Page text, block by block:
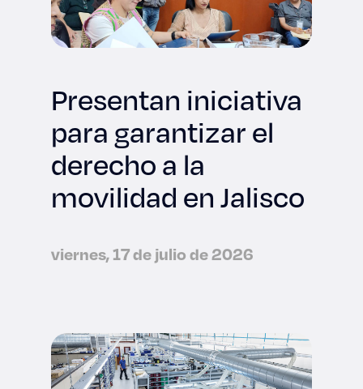
Presentan iniciativa
para garantizar el
derecho a la
movilidad en Jalisco
viernes, 17 de julio de 2026